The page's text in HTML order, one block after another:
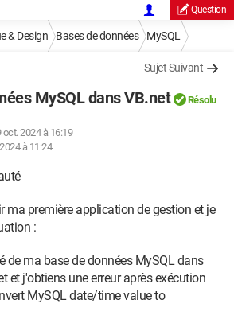
Question
& Design Bases de données MySQL
Sujet Suivant
MySQL dans VB.net Résolu
2024 à 16:19
à 11:24
ma première application de gestion et je
:
de ma base de données MySQL dans
et j'obtiens une erreur après exécution
MySQL date/time value to